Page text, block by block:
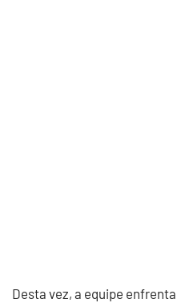
Desta vez, a equipe